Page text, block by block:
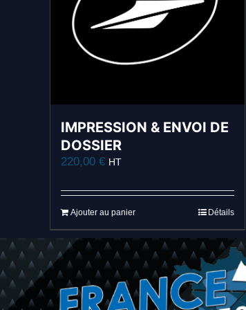
IMPRESSION & ENVOI DE
DOSSIER
220,00 € HT
Ajouter au panier Détails